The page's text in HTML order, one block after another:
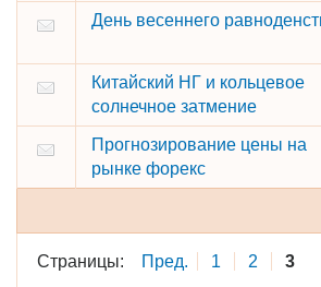
День весеннего
Китайский НГ и кольцевое
солнечное затмение
Прогнозирование цены на
рынке форекс
Страницы: Пред. 1 2 3